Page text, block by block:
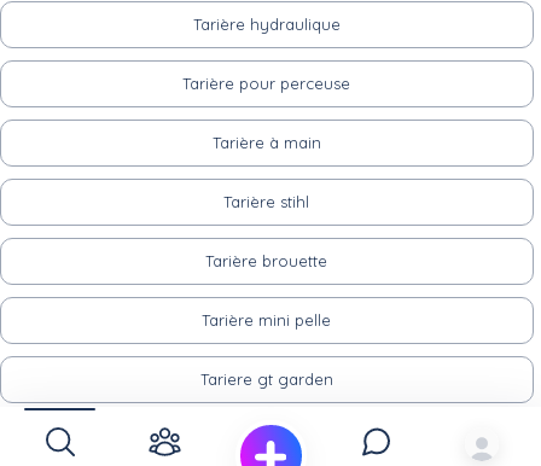
Tarière hydraulique
Tarière pour perceuse
Tarière à main
Tarière stihl
Tarière brouette
Tarière mini pelle
Tariere gt garden